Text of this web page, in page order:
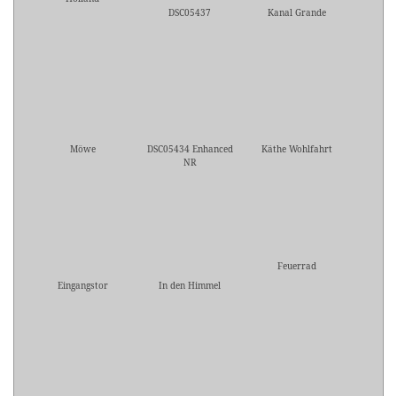
DSC05437
Kanal Grande
Möwe
DSC05434 Enhanced
NR
Käthe Wohlfahrt
Eingangstor In den Himmel
Feuerrad